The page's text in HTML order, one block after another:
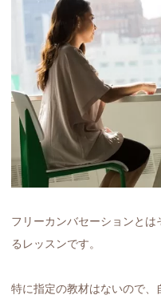
フリーカンバセーションとは
るレッスンです。
特に指定の教材はないので、